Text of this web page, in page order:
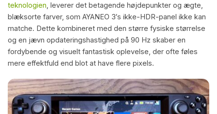
teknologien , leverer det betagende højdepunkter og ægte,
blæksorte farver, som AYANEO 3′s ikke-HDR-panel ikke kan
matche. Dette kombineret med den større fysiske størrelse
og en jævn opdateringshastighed på 90 Hz skaber en
fordybende og visuelt fantastisk oplevelse, der ofte føles
mere effektfuld end blot at have flere pixels.